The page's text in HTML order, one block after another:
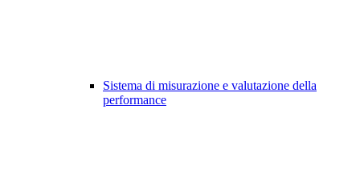
Sistema di misurazione e valutazione della
performance